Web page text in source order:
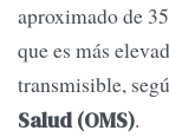
aproximado de
que es más
transmisible,
Salud (OMS).